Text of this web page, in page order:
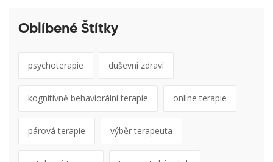
Oblíbené Štítky
psychoterapie duševní zdraví
kognitivně behaviorální terapie online terapie
párová terapie výběr terapeuta